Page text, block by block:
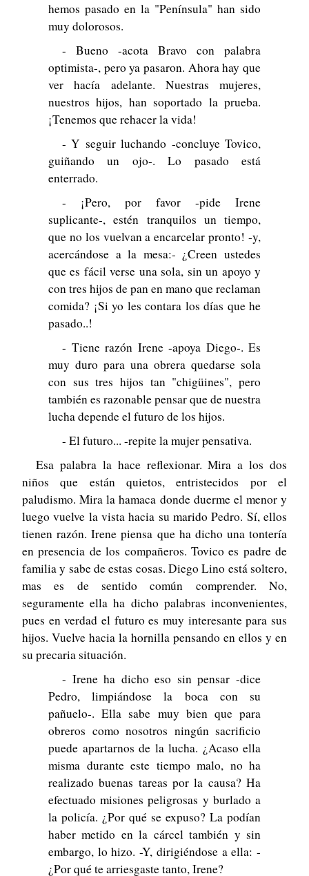
hemos pasado en la "Península" han sido
muy dolorosos.
- Bueno -acota Bravo con palabra
optimista-, pero ya pasaron. Ahora hay que
ver hacía adelante. Nuestras mujeres,
nuestros hijos, han soportado la prueba.
¡Tenemos que rehacer la vida!
- Y seguir luchando -concluye Tovico,
guiñando un ojo-. Lo pasado está
enterrado.
- ¡Pero, por favor -pide Irene
suplicante-, estén tranquilos un tiempo,
que no los vuelvan a encarcelar pronto! -y,
acercándose a la mesa:- ¿Creen ustedes
que es fácil verse una sola, sin un apoyo y
con tres hijos de pan en mano que reclaman
comida? ¡Si yo les contara los días que he
pasado..!
- Tiene razón Irene -apoya Diego-. Es
muy duro para una obrera quedarse sola
con sus tres hijos tan "chigüines", pero
también es razonable pensar que de nuestra
lucha depende el futuro de los hijos.
- El futuro... -repite la mujer pensativa.
Esa palabra la hace reflexionar. Mira a los dos
niños que están quietos, entristecidos por el
paludismo. Mira la hamaca donde duerme el menor y
luego vuelve la vista hacia su marido Pedro. Sí, ellos
tienen razón. Irene piensa que ha dicho una tontería
en presencia de los compañeros. Tovico es padre de
familia y sabe de estas cosas. Diego Lino está soltero,
mas es de sentido común comprender. No,
seguramente ella ha dicho palabras inconvenientes,
pues en verdad el futuro es muy interesante para sus
hijos. Vuelve hacia la hornilla pensando en ellos y en
su precaria situación.
- Irene ha dicho eso sin pensar -dice
Pedro, limpiándose la boca con su
pañuelo-. Ella sabe muy bien que para
obreros como nosotros ningún sacrificio
puede apartarnos de la lucha. ¿Acaso ella
misma durante este tiempo malo, no ha
realizado buenas tareas por la causa? Ha
efectuado misiones peligrosas y burlado a
la policía. ¿Por qué se expuso? La podían
haber metido en la cárcel también y sin
embargo, lo hizo. -Y, dirigiéndose a ella: -
¿Por qué te arriesgaste tanto, Irene?